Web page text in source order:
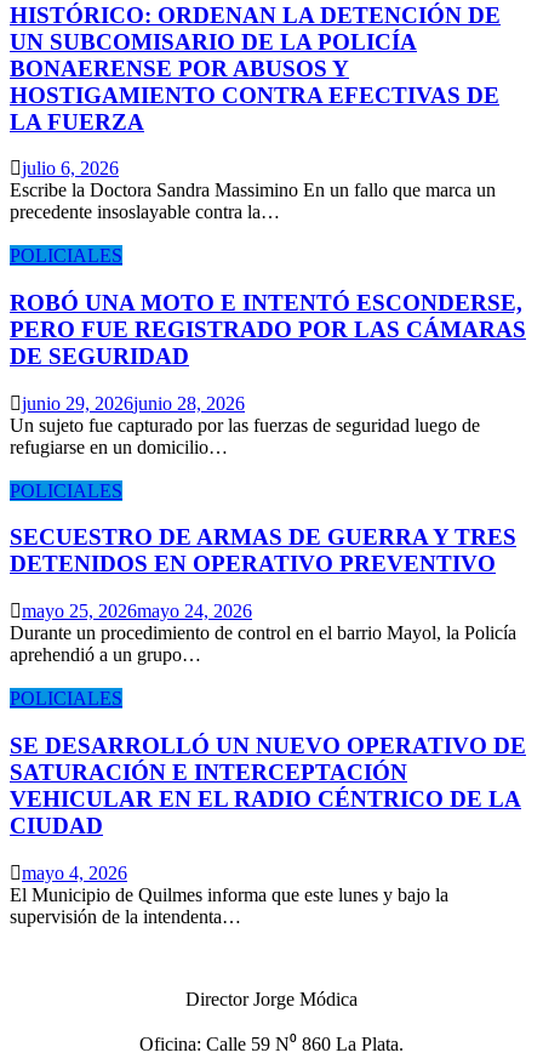
HISTÓRICO: ORDENAN LA DETENCIÓN DE
UN SUBCOMISARIO DE LA POLICÍA
BONAERENSE POR ABUSOS Y
HOSTIGAMIENTO CONTRA EFECTIVAS DE
LA FUERZA
julio 6, 2026
Escribe la Doctora Sandra Massimino En un fallo que marca un
precedente insoslayable contra la…
POLICIALES
ROBÓ UNA MOTO E INTENTÓ ESCONDERSE,
PERO FUE REGISTRADO POR LAS CÁMARAS
DE SEGURIDAD
junio 29, 2026junio 28, 2026
Un sujeto fue capturado por las fuerzas de seguridad luego de
refugiarse en un domicilio…
POLICIALES
SECUESTRO DE ARMAS DE GUERRA Y TRES
DETENIDOS EN OPERATIVO PREVENTIVO
mayo 25, 2026mayo 24, 2026
Durante un procedimiento de control en el barrio Mayol, la Policía
aprehendió a un grupo…
POLICIALES
SE DESARROLLÓ UN NUEVO OPERATIVO DE
SATURACIÓN E INTERCEPTACIÓN
VEHICULAR EN EL RADIO CÉNTRICO DE LA
CIUDAD
mayo 4, 2026
El Municipio de Quilmes informa que este lunes y bajo la
supervisión de la intendenta…
Director Jorge Módica
Oficina: Calle 59 N⁰ 860 La Plata.